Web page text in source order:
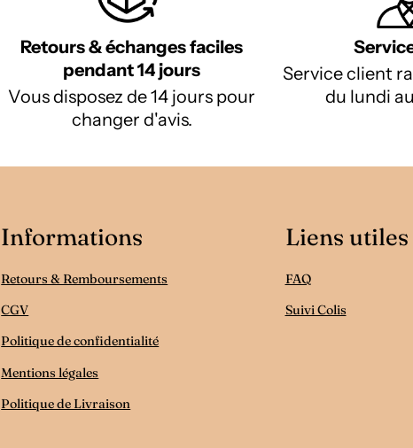
Retours & échanges faciles
pendant 14 jours
Vous disposez de 14 jours pour
changer d'avis.
Service client
du lundi
Informations
Retours & Remboursements
CGV
Politique de confidentialité
Mentions légales
Politique de Livraison
Liens utiles
FAQ
Suivi Colis